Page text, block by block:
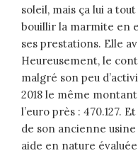
soleil, mais ça lui a
bouillir la marmite en
ses prestations. Elle
Heureusement, le
malgré son peu
2018 le même montant
l’euro près : 470.127.
de son ancienne
aide en nature